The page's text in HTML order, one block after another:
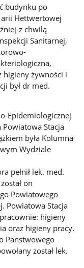
budynku po
Hettwertowej
z chwilą
Sanitarnej,
higieny żywności i
był dr med.
Epidemiologicznej
Powiatowa Stacja
była Kolumna
Wydziale
pełnił lek. med.
on
Powiatowego
Powiatowa Stacja
higieny
oraz higieny pracy.
Panstwowego
został lek.